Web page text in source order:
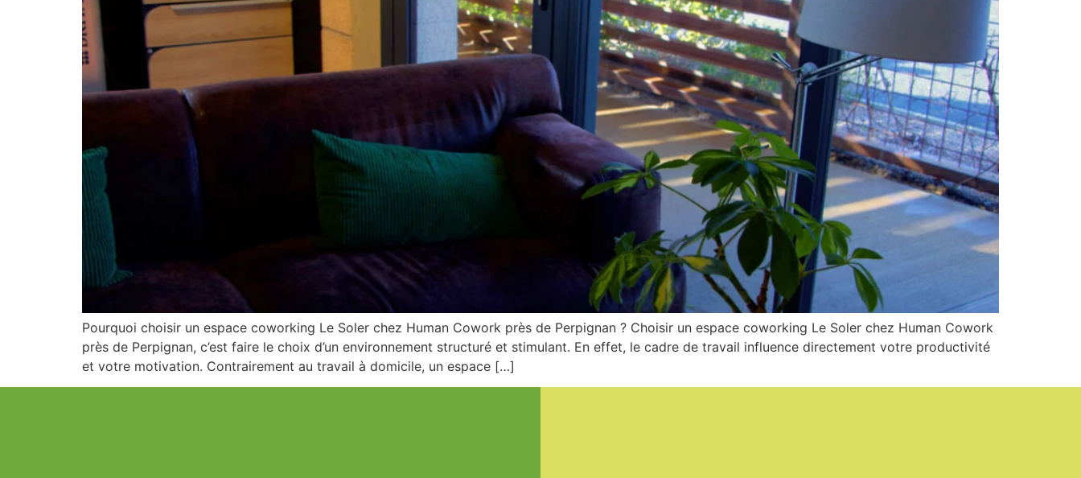
Pourquoi choisir un espace coworking Le Soler chez Human Cowork près de Perpignan ? Choisir un espace coworking Le Soler chez Human Cowork
près de Perpignan, c’est faire le choix d’un environnement structuré et stimulant. En effet, le cadre de travail influence directement votre productivité
et votre motivation. Contrairement au travail à domicile, un espace […]